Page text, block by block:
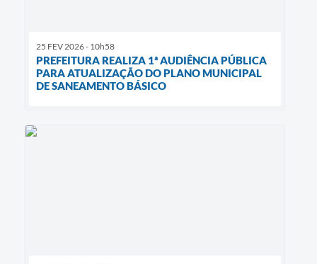
25 FEV 2026 - 10h58
PREFEITURA REALIZA 1ª AUDIÊNCIA PÚBLICA
PARA ATUALIZAÇÃO DO PLANO MUNICIPAL
DE SANEAMENTO BÁSICO